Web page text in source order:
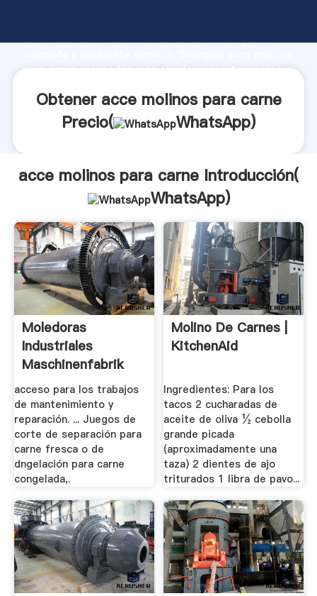
capacidad de producción, fuerza de investigación
para carne proveedor crea el valor y aporta valores a
Obtener acce molinos para carne
Precio(
WhatsApp)
acce molinos para carne Introducción(
WhatsApp)
Moledoras
Industriales
Maschinenfabrik
Laska
acceso para los trabajos
de mantenimiento y
reparación. ... Juegos de
corte de separación para
carne fresca o de
dngelación para carne
congelada,.
Molino De Carnes |
KitchenAid
Ingredientes: Para los
tacos 2 cucharadas de
aceite de oliva ½ cebolla
grande picada
(aproximadamente una
taza) 2 dientes de ajo
triturados 1 libra de pavo...